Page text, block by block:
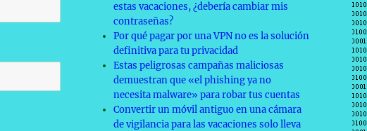
estas vacaciones, ¿debería cambiar mis
contraseñas?
Por qué pagar por una VPN no es la solución
definitiva para tu privacidad
Estas peligrosas campañas maliciosas
demuestran que «el phishing ya no
necesita malware» para robar tus cuentas
Convertir un móvil antiguo en una cámara
de vigilancia para las vacaciones solo lleva